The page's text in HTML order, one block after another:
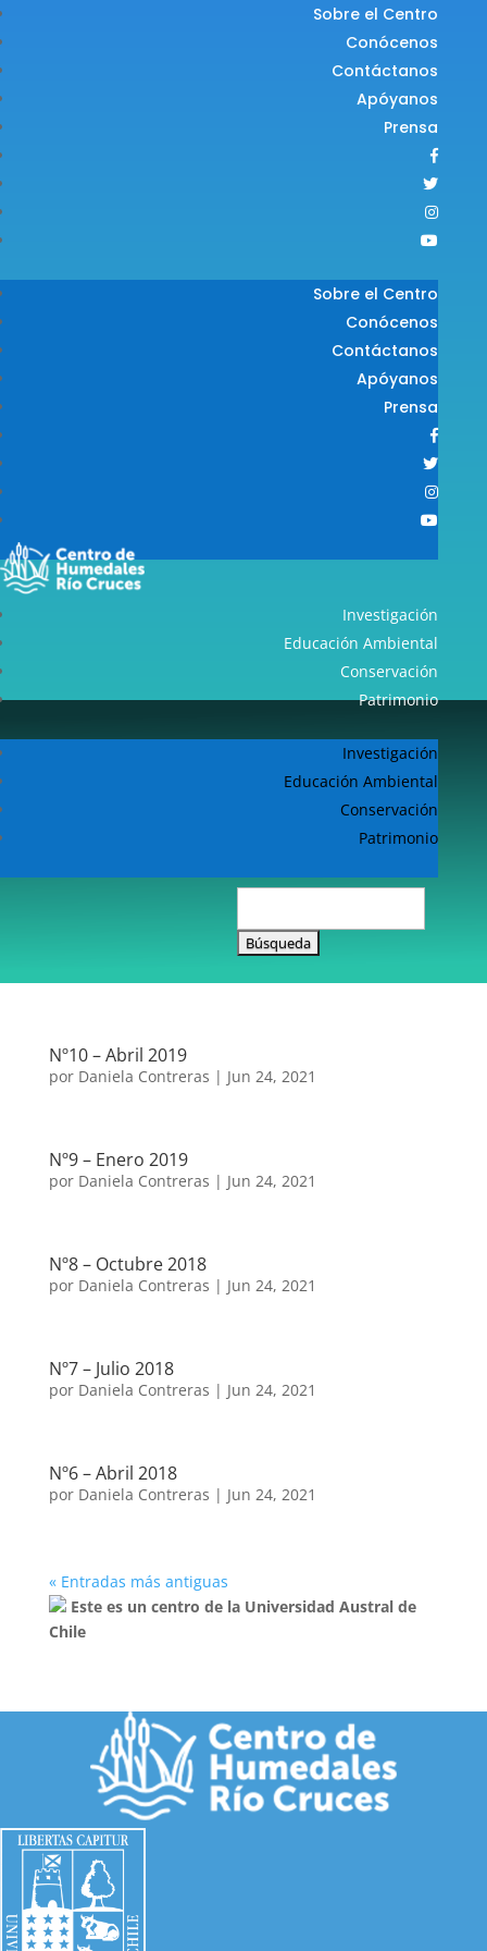
Sobre el Centro
Conócenos
Contáctanos
Apóyanos
Prensa
Sobre el Centro
Conócenos
Contáctanos
Apóyanos
Prensa
Investigación
Educación Ambiental
Conservación
Patrimonio
Investigación
Educación Ambiental
Conservación
Patrimonio
Nº10 – Abril 2019
por Daniela Contreras | Jun 24, 2021
Nº9 – Enero 2019
por Daniela Contreras | Jun 24, 2021
Nº8 – Octubre 2018
por Daniela Contreras | Jun 24, 2021
Nº7 – Julio 2018
por Daniela Contreras | Jun 24, 2021
Nº6 – Abril 2018
por Daniela Contreras | Jun 24, 2021
« Entradas más antiguas
Este es un centro de la Universidad Austral de
Chile